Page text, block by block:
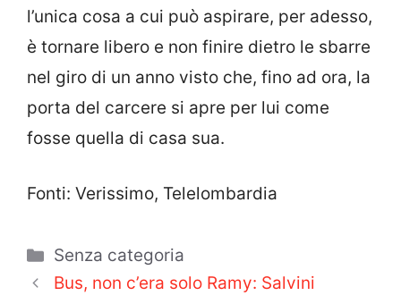
l’unica cosa a cui può aspirare, per adesso,
è tornare libero e non finire dietro le sbarre
nel giro di un anno visto che, fino ad ora, la
porta del carcere si apre per lui come
fosse quella di casa sua.
Fonti: Verissimo, Telelombardia
Categorie
Senza categoria
Bus, non c’era solo Ramy: Salvini